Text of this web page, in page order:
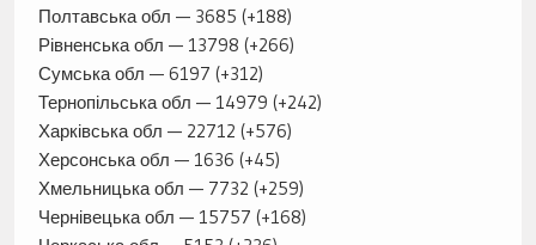
Полтавська обл — 3685 (+188)
Рівненська обл — 13798 (+266)
Сумська обл — 6197 (+312)
Тернопільська обл — 14979 (+242)
Харківська обл — 22712 (+576)
Херсонська обл — 1636 (+45)
Хмельницька обл — 7732 (+259)
Чернівецька обл — 15757 (+168)